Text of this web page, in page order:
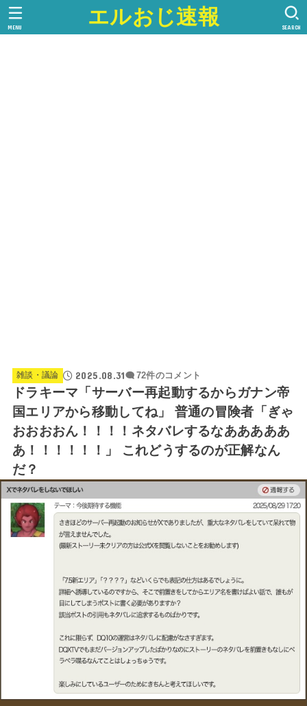
エルおじ速報 SEARCH
MENU
雑談・議論 2025.08.31 72件のコメント
ドラキーマ「サーバー再起動するからガナン帝
国エリアから移動してね」 普通の冒険者「ぎゃ
おおおおん！！！！ネタバレするなあああああ
あ！！！！！！」 これどうするのが正解なん
だ？